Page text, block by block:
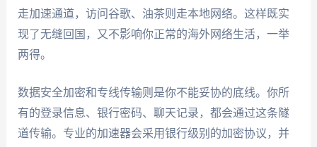
走加速通道，访问谷歌、油茶则走本地网络。这样既实
现了无缝回国，又不影响你正常的海外网络生活，一举
两得。
数据安全加密和专线传输则是你不能妥协的底线。你所
有的登录信息、银行密码、聊天记录，都会通过这条隧
道传输。专业的加速器会采用银行级别的加密协议，并